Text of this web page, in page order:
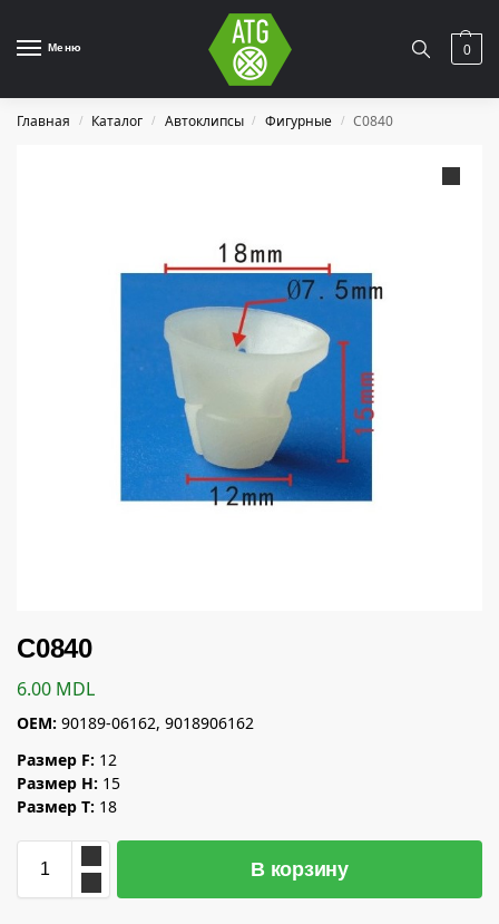
Меню 0
Главная / Каталог / Автоклипсы / Фигурные / C0840
C0840
6.00 MDL
OEM: 90189-06162, 9018906162
Размер F: 12
Размер H: 15
Размер T: 18
В корзину